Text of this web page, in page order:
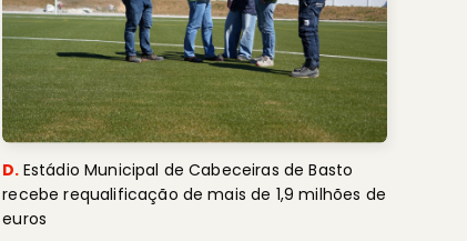
D. Estádio Municipal de Cabeceiras de Basto
recebe requalificação de mais de 1,9 milhões de
euros